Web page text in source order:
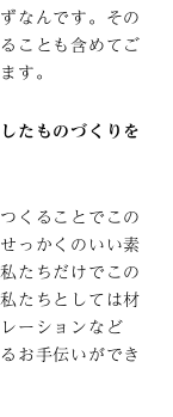
なんです。その
ことも含めてご
す。
たものづくりを
くることでこの
っかくのいい素
たちだけでこの
たちとしては材
ーションなど
お手伝いができ